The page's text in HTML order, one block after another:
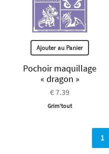
Ajouter au Panier
Pochoir maquillage
« dragon »
€ 7.39
Grim'tout
1